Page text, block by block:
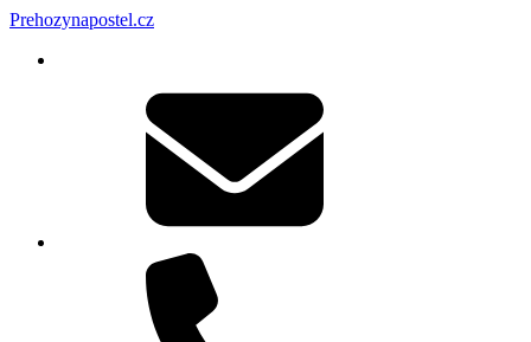
Prehozynapostel.cz